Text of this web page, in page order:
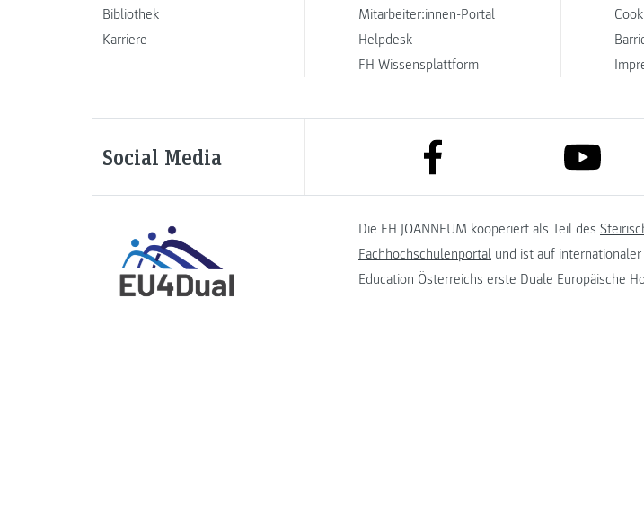
Bibliothek
Karriere
Mitarbeiter:innen-Portal
Helpdesk
FH Wissensplattform
Social Media link to facebook link to
Die FH JOANNEUM kooperiert als Teil des
Fachhochschulenportal und ist auf
Education Österreichs erste Duale Europäische